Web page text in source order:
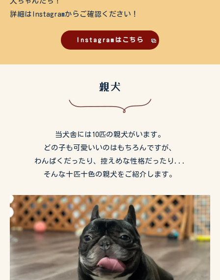
詳細はInstagramからご確認ください！
Instagramはこちら
親犬
当犬舎には10匹の親犬がいます。
どの子も可愛いいのはもちろんですが、
わんぱくだったり、控えめな性格だったり...
そんな十匹十色の親犬をご紹介します。